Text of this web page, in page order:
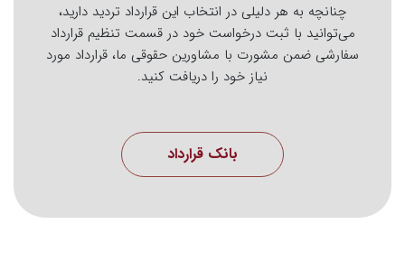
چنانچه به هر دلیلی در انتخاب این قرارداد تردید دارید،
می‌توانید با ثبت درخواست خود در قسمت تنظیم قرارداد
سفارشی ضمن مشورت با مشاورین حقوقی ما، قرارداد مورد
نیاز خود را دریافت کنید.
بانک قرارداد